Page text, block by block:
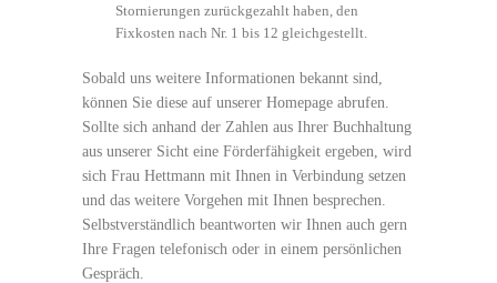
Stornierungen zurückgezahlt haben, den
Fixkosten nach Nr. 1 bis 12 gleichgestellt.
Sobald uns weitere Informationen bekannt sind,
können Sie diese auf unserer Homepage abrufen.
Sollte sich anhand der Zahlen aus Ihrer Buchhaltung
aus unserer Sicht eine Förderfähigkeit ergeben, wird
sich Frau Hettmann mit Ihnen in Verbindung setzen
und das weitere Vorgehen mit Ihnen besprechen.
Selbstverständlich beantworten wir Ihnen auch gern
Ihre Fragen telefonisch oder in einem persönlichen
Gespräch.